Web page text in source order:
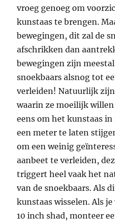
vroeg genoeg om
kunstaas te brengen.
bewegingen, dit zal de
afschrikken dan
bewegingen zijn
snoekbaars alsnog tot
verleiden! Natuurlijk
waarin ze moeilijk
eens om het kunstaas in
een meter te laten
om een weinig
aanbeet te verleiden,
triggert heel vaak het
van de snoekbaars. Als
kunstaas wisselen. Als
10 inch shad, monteer